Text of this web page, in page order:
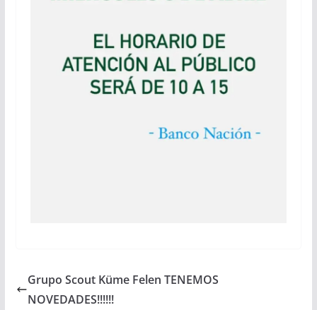
Grupo Scout Küme Felen TENEMOS
NOVEDADES!!!!!!